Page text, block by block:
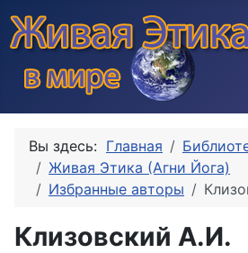
Вы здесь: Главная
Живая Этика (Агни Йога)
Избранные авторы
Клизовский А.И.